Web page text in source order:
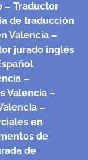
– Traductor
de traducción
Valencia –
jurado inglés
–
Valencia –
–
en
de
de